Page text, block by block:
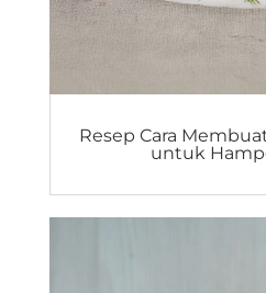
Resep Cara
untuk